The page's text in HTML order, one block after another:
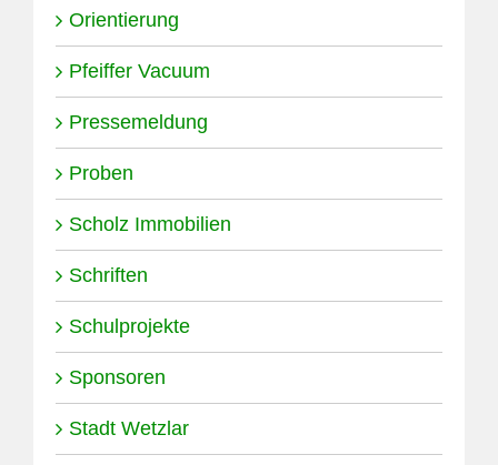
Orientierung
Pfeiffer Vacuum
Pressemeldung
Proben
Scholz Immobilien
Schriften
Schulprojekte
Sponsoren
Stadt Wetzlar